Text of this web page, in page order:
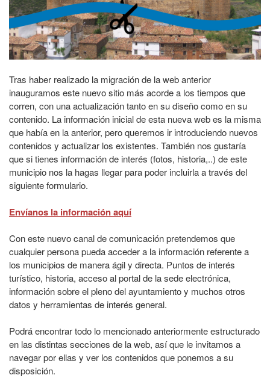
Tras haber realizado la migración de la web anterior
inauguramos este nuevo sitio más acorde a los tiempos que
corren, con una actualización tanto en su diseño como en su
contenido. La información inicial de esta nueva web es la misma
que había en la anterior, pero queremos ir introduciendo nuevos
contenidos y actualizar los existentes. También nos gustaría
que si tienes información de interés (fotos, historia,..) de este
municipio nos la hagas llegar para poder incluirla a través del
siguiente formulario.
Envíanos la información aquí
Con este nuevo canal de comunicación pretendemos que
cualquier persona pueda acceder a la información referente a
los municipios de manera ágil y directa. Puntos de interés
turístico, historia, acceso al portal de la sede electrónica,
información sobre el pleno del ayuntamiento y muchos otros
datos y herramientas de interés general.
Podrá encontrar todo lo mencionado anteriormente estructurado
en las distintas secciones de la web, así que le invitamos a
navegar por ellas y ver los contenidos que ponemos a su
disposición.